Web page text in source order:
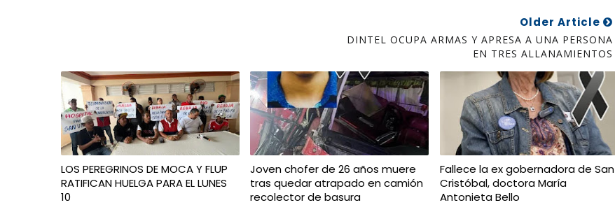
Older Article
DINTEL OCUPA ARMAS Y APRESA A UNA PERSONA
EN TRES ALLANAMIENTOS
LOS PEREGRINOS DE MOCA Y FLUP
RATIFICAN HUELGA PARA EL LUNES
10
Joven chofer de 26 años muere
tras quedar atrapado en camión
recolector de basura
Fallece la ex gobernadora de San
Cristóbal, doctora María
Antonieta Bello